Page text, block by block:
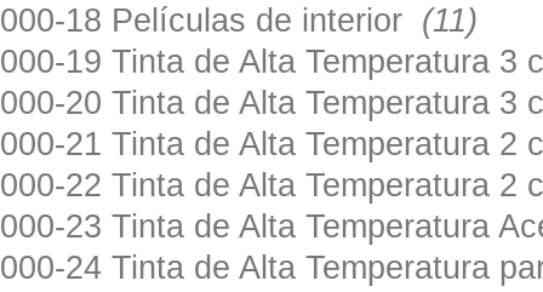
000-18 Películas de interior (11)
000-19 Tinta de Alta Temperatura
000-20 Tinta de Alta Temperatura
000-21 Tinta de Alta Temperatura
000-22 Tinta de Alta Temperatura
000-23 Tinta de Alta Temperatura
000-24 Tinta de Alta Temperatura